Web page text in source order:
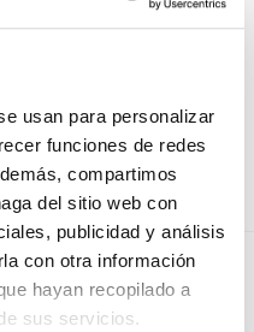
usan para personalizar
funciones de redes
compartimos
del sitio web con
publicidad y análisis
con otra información
hayan recopilado a
sus servicios.
AÑADIR AL CARRITO